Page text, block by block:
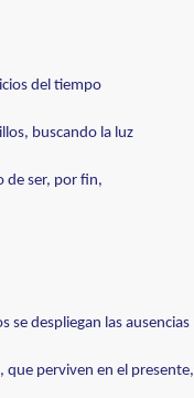
del tiempo
buscando la luz
de ser, por fin,
se despliegan las ausencias
que perviven en el presente,